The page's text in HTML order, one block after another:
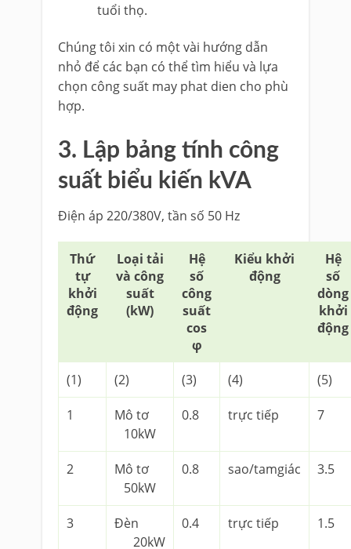
tuổi thọ.
Chúng tôi xin có một vài hướng dẫn
nhỏ để các bạn có thể tìm hiểu và lựa
chọn công suất may phat dien cho phù
hợp.
3. Lập bảng tính công
suất biểu kiến kVA
Điện áp 220/380V, tần số 50 Hz
Thứ
tự
khởi
động
Loại tải
và công
suất
(kW)
Hệ
số
công
suất
cos
φ
Kiểu khởi
động
Hệ
số
dòng
khởi
động
(1) (2) (3) (4) (5)
1
Mô tơ
10kW
0.8 trực tiếp 7
2
Mô tơ
50kW
0.8 sao/tamgiác 3.5
3
Đèn
20kW
0.4 trực tiếp 1.5